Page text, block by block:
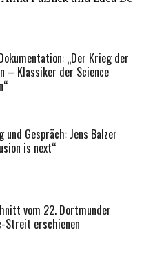
„Der Krieg der
– Klassiker der Science
und Gespräch: Jens Balzer
is next“
vom 22. Dortmunder
Streit erschienen